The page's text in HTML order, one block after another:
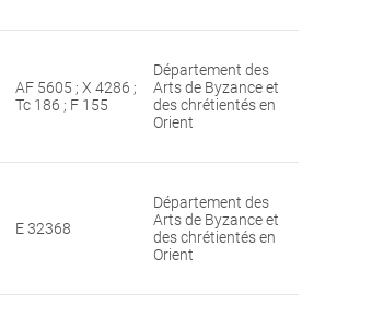
AF 5605 ; X 4286 ;
Tc 186 ; F 155
Département des
Arts de Byzance et
des chrétientés en
Orient
E 32368
Département des
Arts de Byzance et
des chrétientés en
Orient